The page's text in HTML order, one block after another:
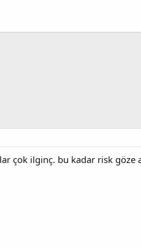
çok ilginç. bu kadar risk göze